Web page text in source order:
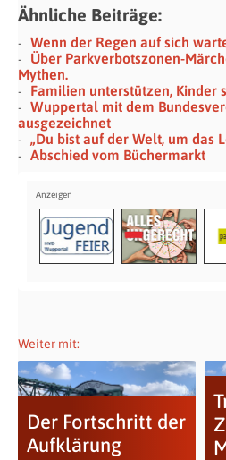
Ähnliche Beiträge:
Wenn der Regen auf sich
Über Parkverbotszonen-
Mythen.
Familien unterstützen, Kinder
Wuppertal mit dem
ausgezeichnet
„Du bist auf der Welt, um das
Abschied vom Büchermarkt
Weiter mit:
Der Fortschritt der
Aufklärung